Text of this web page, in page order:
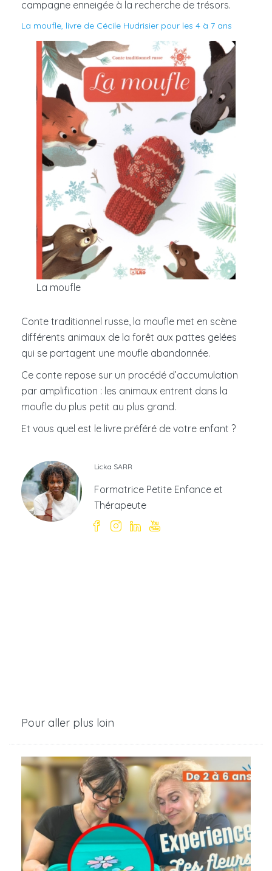
campagne enneigée à la recherche de trésors.
La moufle, livre de Cécile Hudrisier pour les 4 à 7 ans
La moufle
Conte traditionnel russe, la moufle met en scène
différents animaux de la forêt aux pattes gelées
qui se partagent une moufle abandonnée.
Ce conte repose sur un procédé d’accumulation
par amplification : les animaux entrent dans la
moufle du plus petit au plus grand.
Et vous quel est le livre préféré de votre enfant ?
Licka SARR
Formatrice Petite Enfance et
Thérapeute
Pour aller plus loin